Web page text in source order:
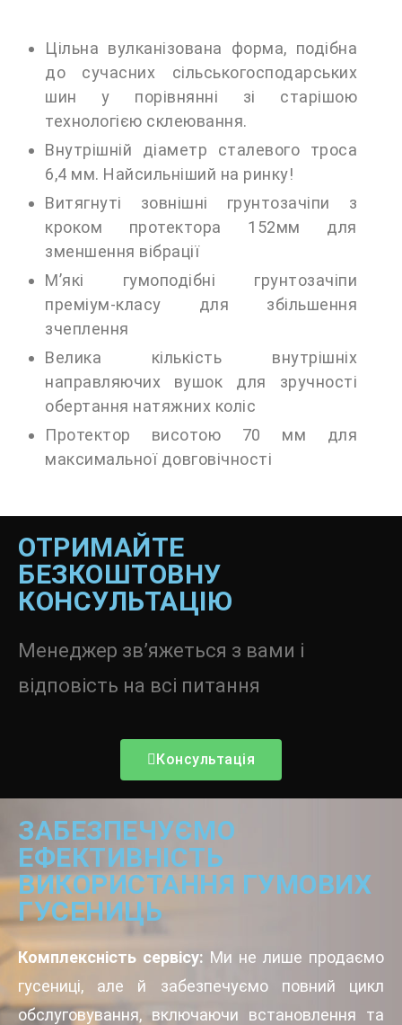
Цільна вулканізована форма, подібна
до сучасних сільськогосподарських
шин у порівнянні зі старішою
технологією склеювання.
Внутрішній діаметр сталевого троса
6,4 мм. Найсильніший на ринку!
Витягнуті зовнішні грунтозачіпи з
кроком протектора 152мм для
зменшення вібрації
М’які гумоподібні грунтозачіпи
преміум-класу для збільшення
зчеплення
Велика кількість внутрішніх
направляючих вушок для зручності
обертання натяжних коліс
Протектор висотою 70 мм для
максимальної довговічності
ОТРИМАЙТЕ
БЕЗКОШТОВНУ
КОНСУЛЬТАЦІЮ
Менеджер зв’яжеться з вами і
відповість на всі питання
Консультація
ЗАБЕЗПЕЧУЄМО
ЕФЕКТИВНІСТЬ
ВИКОРИСТАННЯ ГУМОВИХ
ГУСЕНИЦЬ
Комплексність сервісу: Ми не лише продаємо
гусениці, але й забезпечуємо повний цикл
обслуговування, включаючи встановлення та